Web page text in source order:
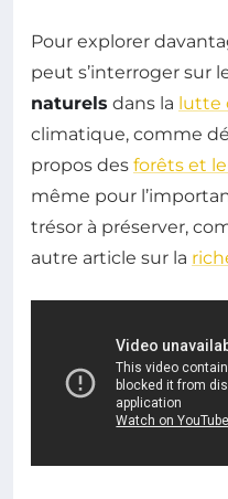
Pour explorer
peut s’interroger sur
naturels dans la lutte
climatique, comme
propos des forêts et
même pour
trésor à préserver,
autre article sur la